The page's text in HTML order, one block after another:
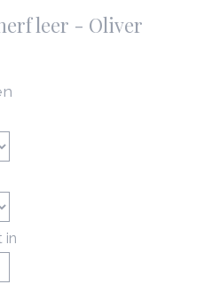
leer - Oliver
in